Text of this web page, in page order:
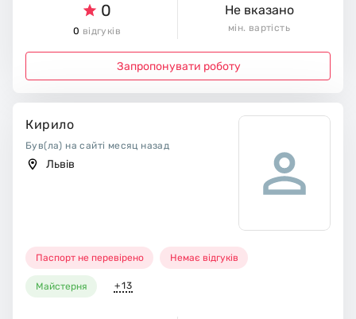
0
0 відгуків
Не вказано
мін. вартість
Запропонувати роботу
Кирило
Був(ла) на сайті месяц назад
Львів
Паспорт не перевірено Немає відгуків
Майстерня +13